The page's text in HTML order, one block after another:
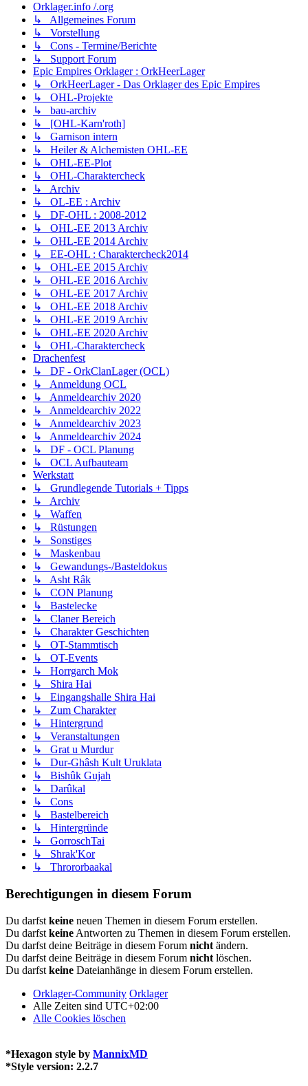
Orklager.info /.org
↳ Allgemeines Forum
↳ Vorstellung
↳ Cons - Termine/Berichte
↳ Support Forum
Epic Empires Orklager : OrkHeerLager
↳ OrkHeerLager - Das Orklager des Epic Empires
↳ OHL-Projekte
↳ bau-archiv
↳ [OHL-Karn'roth]
↳ Garnison intern
↳ Heiler & Alchemisten OHL-EE
↳ OHL-EE-Plot
↳ OHL-Charaktercheck
↳ Archiv
↳ OL-EE : Archiv
↳ DF-OHL : 2008-2012
↳ OHL-EE 2013 Archiv
↳ OHL-EE 2014 Archiv
↳ EE-OHL : Charaktercheck2014
↳ OHL-EE 2015 Archiv
↳ OHL-EE 2016 Archiv
↳ OHL-EE 2017 Archiv
↳ OHL-EE 2018 Archiv
↳ OHL-EE 2019 Archiv
↳ OHL-EE 2020 Archiv
↳ OHL-Charaktercheck
Drachenfest
↳ DF - OrkClanLager (OCL)
↳ Anmeldung OCL
↳ Anmeldearchiv 2020
↳ Anmeldearchiv 2022
↳ Anmeldearchiv 2023
↳ Anmeldearchiv 2024
↳ DF - OCL Planung
↳ OCL Aufbauteam
Werkstatt
↳ Grundlegende Tutorials + Tipps
↳ Archiv
↳ Waffen
↳ Rüstungen
↳ Sonstiges
↳ Maskenbau
↳ Gewandungs-/Basteldokus
↳ Asht Râk
↳ CON Planung
↳ Bastelecke
↳ Claner Bereich
↳ Charakter Geschichten
↳ OT-Stammtisch
↳ OT-Events
↳ Horrgarch Mok
↳ Shira Hai
↳ Eingangshalle Shira Hai
↳ Zum Charakter
↳ Hintergrund
↳ Veranstaltungen
↳ Grat u Murdur
↳ Dur-Ghâsh Kult Uruklata
↳ Bishûk Gujah
↳ Darûkal
↳ Cons
↳ Bastelbereich
↳ Hintergründe
↳ GorroschTai
↳ Shrak'Kor
↳ Thrororbaakal
Berechtigungen in diesem Forum
Du darfst keine neuen Themen in diesem Forum erstellen.
Du darfst keine Antworten zu Themen in diesem Forum erstellen.
Du darfst deine Beiträge in diesem Forum nicht ändern.
Du darfst deine Beiträge in diesem Forum nicht löschen.
Du darfst keine Dateianhänge in diesem Forum erstellen.
Orklager-Community Orklager
Alle Zeiten sind UTC+02:00
Alle Cookies löschen
*Hexagon style by MannixMD
*Style version: 2.2.7